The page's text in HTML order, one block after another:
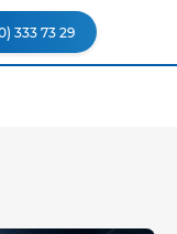
333 73 29